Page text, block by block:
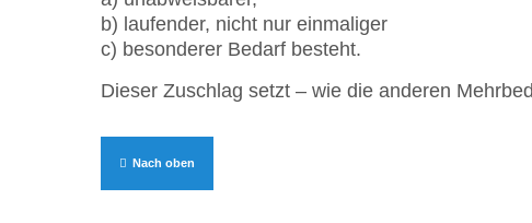
b) laufender, nicht nur einmaliger
c) besonderer Bedarf besteht.
Dieser Zuschlag setzt – wie die anderen
Nach oben